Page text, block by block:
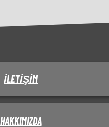
İLETIŞIM
HAKKIMIZDA